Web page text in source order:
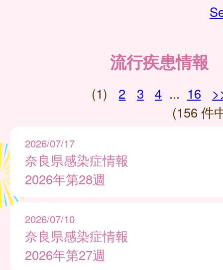
流行疾患情報
(1) 2 3 4 ... 16
(156 件
2026/07/17
奈良県感染症情報
2026年第28週
2026/07/10
奈良県感染症情報
2026年第27週